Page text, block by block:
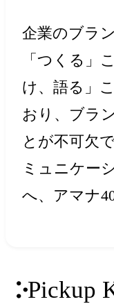
企業のブラ
「つくる」
け、語る」
おり、ブラ
とが不可欠
ミュニケー
へ、アマナ
Pickup